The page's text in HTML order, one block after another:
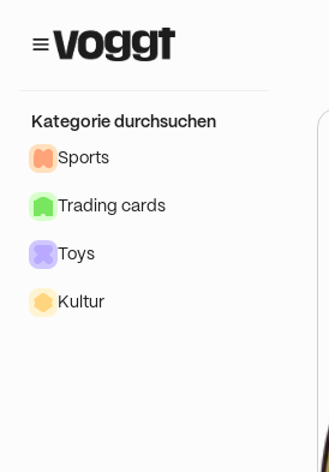
Kategorie durchsuchen
Sports
Trading cards
Toys
Kultur
Show: